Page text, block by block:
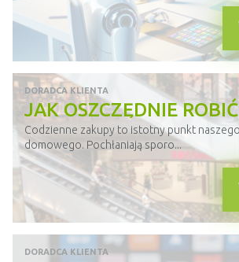
DORADCA KLIENTA
JAK OSZCZĘDNIE
LISTA WSKAZÓWEK
Codzienne zakupy to istotny punkt
domowego. Pochłaniają sporo...
DORADCA KLIENTA